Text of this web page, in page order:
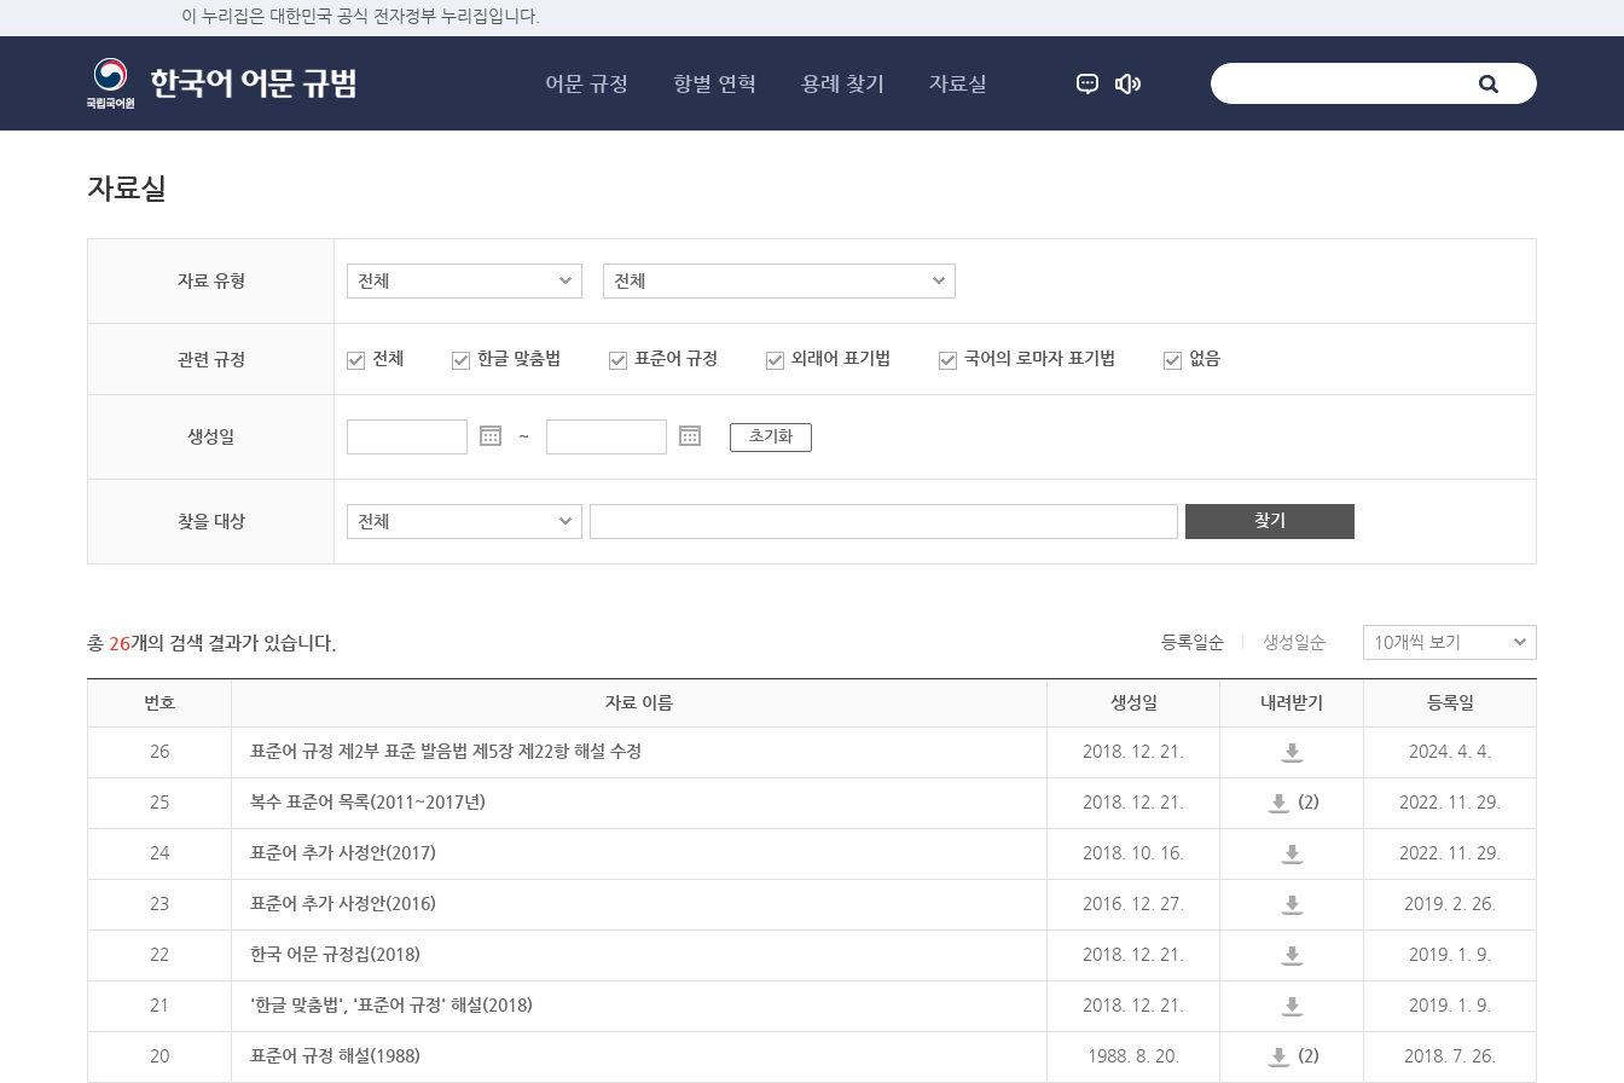
이 누리집은 대한민국 공식 전자정부 누리집입니다.
어문 규정 항별 연혁 용례 찾기 자료실
자료실
자료 유형
관련 규정 전체 한글 맞춤법 표준어 규정 외래어 표기법 국어의 로마자 표기법 없음
생성일 ~ 초기화
찾을 대상 찾기
총 26개의 검색 결과가 있습니다. 등록일순 생성일순
번호 자료 이름 생성일 내려받기 등록일
26 표준어 규정 제2부 표준 발음법 제5장 제22항 해설 수정 2018. 12. 21. 2024. 4. 4.
25 복수 표준어 목록(2011~2017년) 2018. 12. 21. (2) 2022. 11. 29.
24 표준어 추가 사정안(2017) 2018. 10. 16. 2022. 11. 29.
23 표준어 추가 사정안(2016) 2016. 12. 27. 2019. 2. 26.
22 한국 어문 규정집(2018) 2018. 12. 21. 2019. 1. 9.
21 '한글 맞춤법', '표준어 규정' 해설(2018) 2018. 12. 21. 2019. 1. 9.
20 표준어 규정 해설(1988) 1988. 8. 20. (2) 2018. 7. 26.